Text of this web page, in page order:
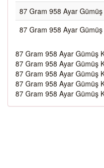
87 Gram 958 Ayar Gümüş
87 Gram 958 Ayar Gümüş
87 Gram 958 Ayar Gümüş
87 Gram 958 Ayar Gümüş
87 Gram 958 Ayar Gümüş
87 Gram 958 Ayar Gümüş
87 Gram 958 Ayar Gümüş